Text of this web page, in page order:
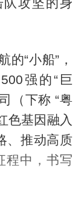
攻坚的身
“小船”，
强的“巨
（下称 “粤
色基因融入
、推动高质
程中，书写